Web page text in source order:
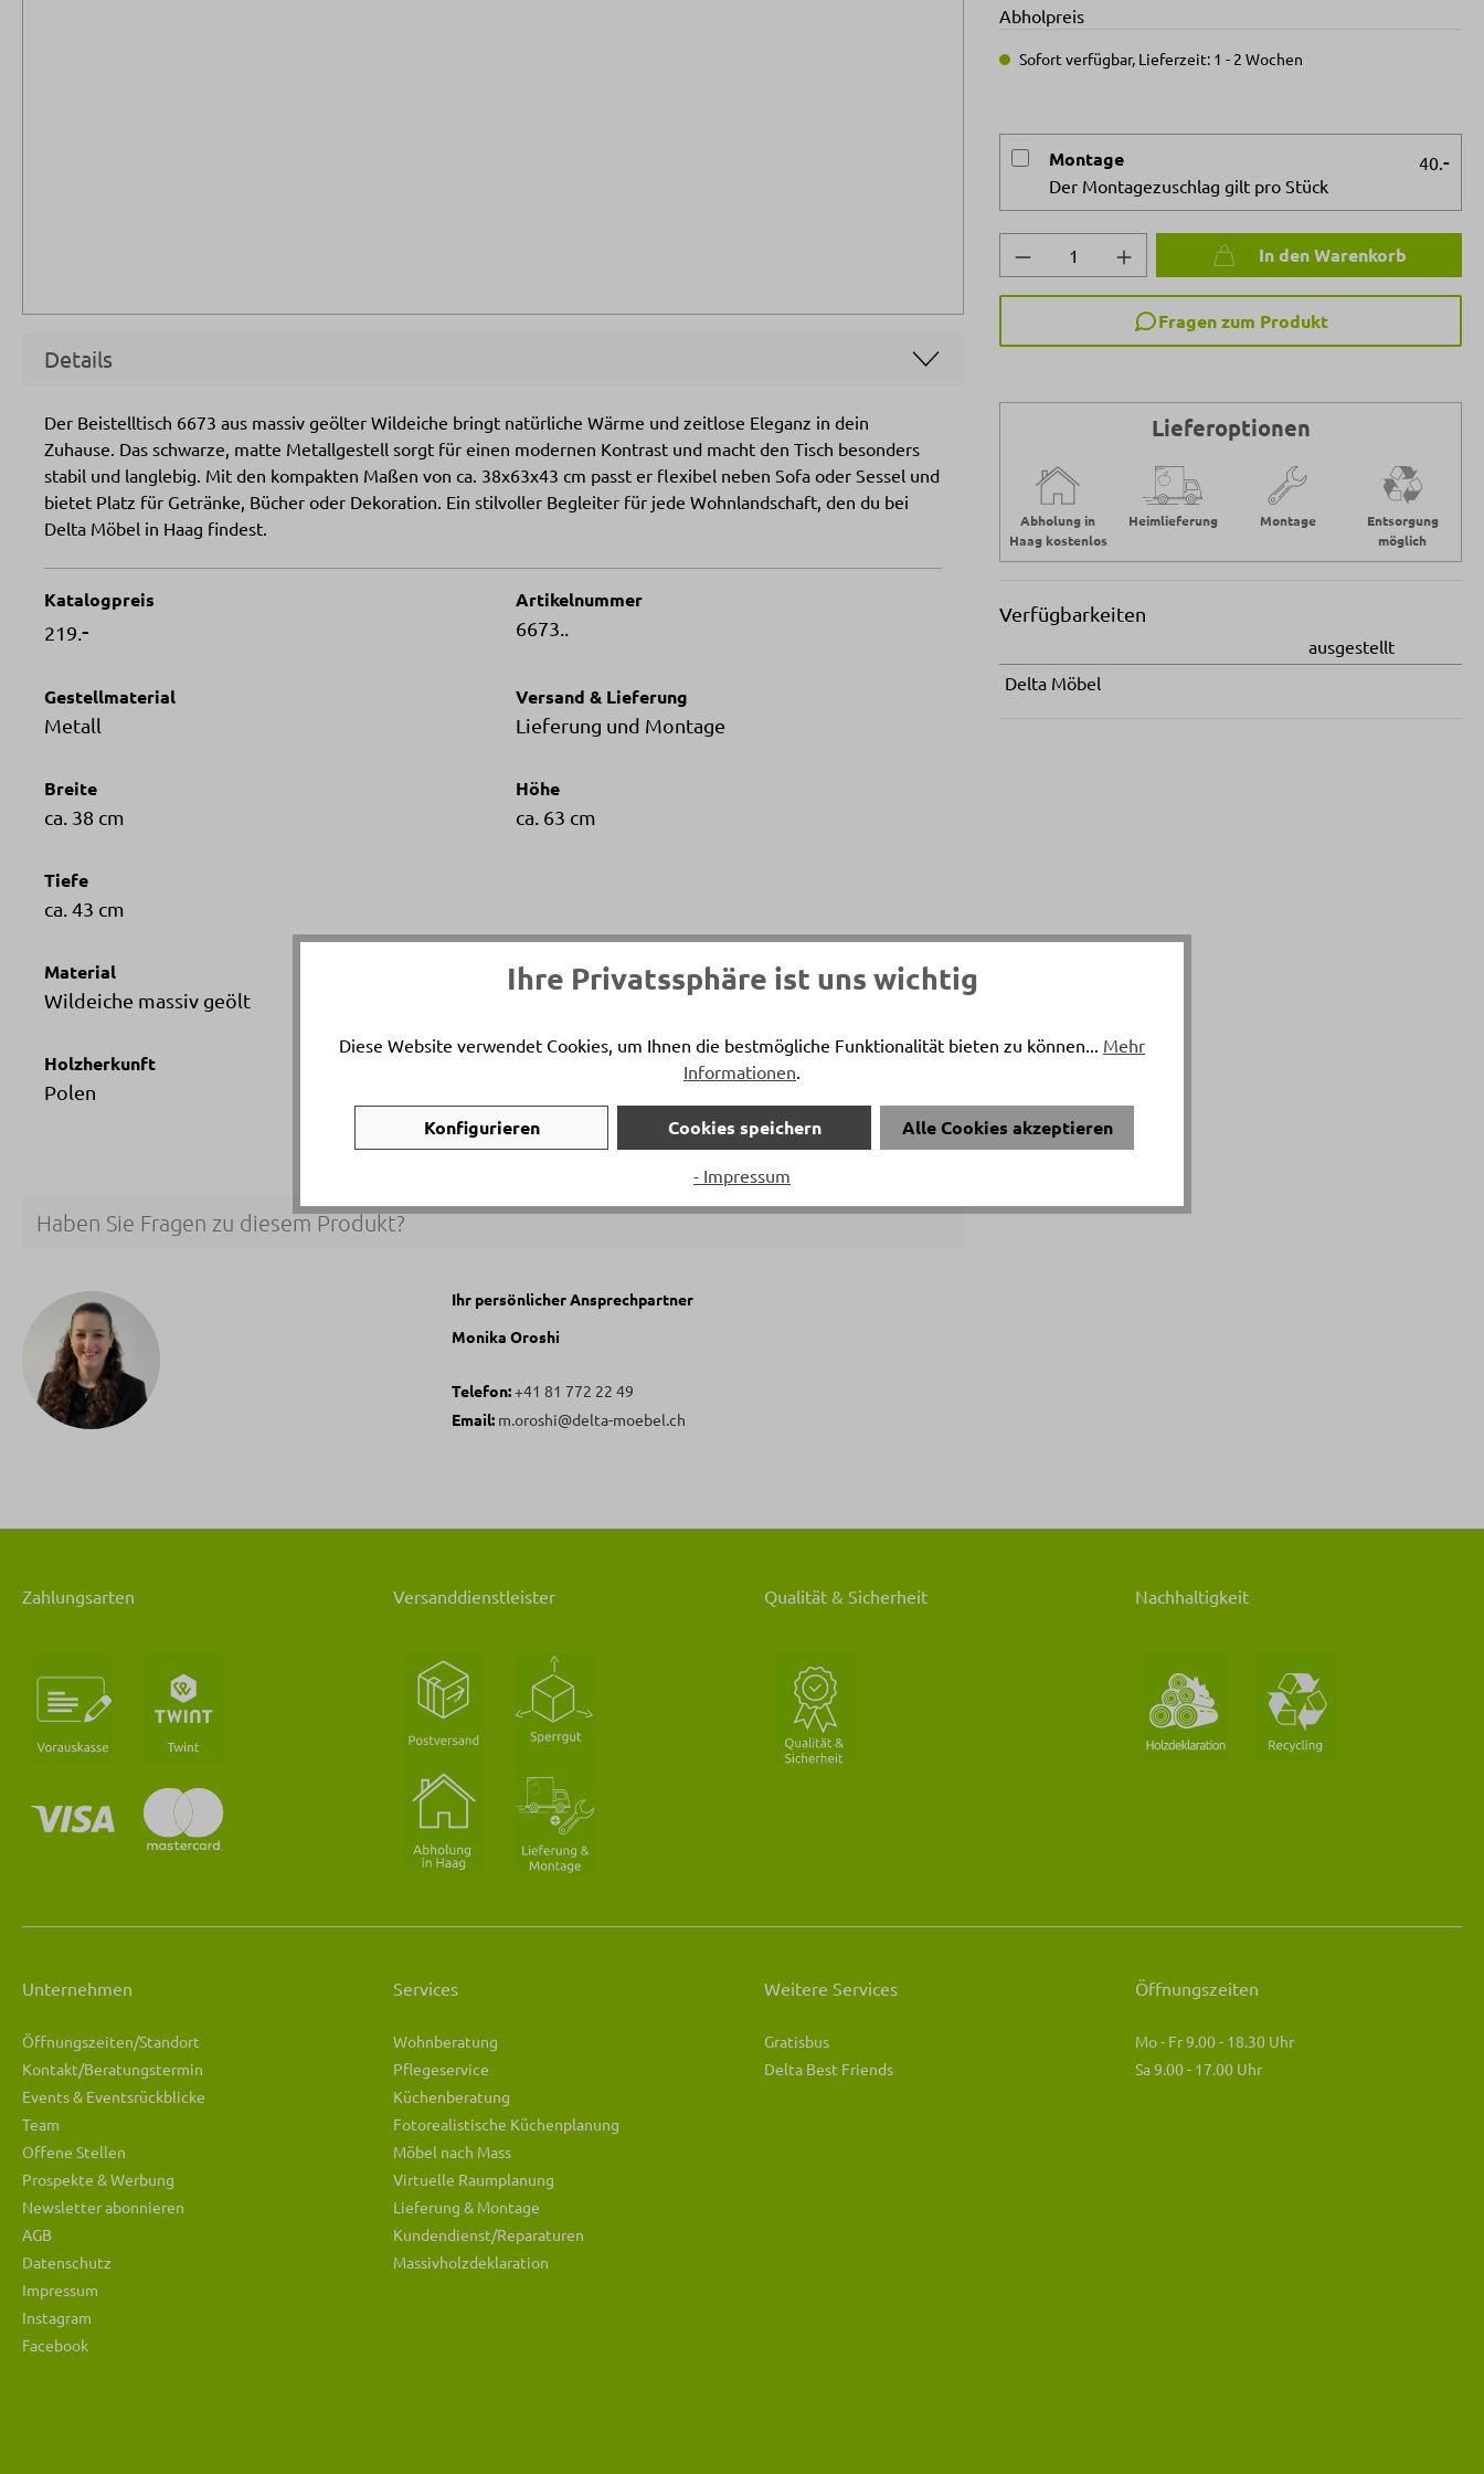
Abholpreis
Sofort verfügbar, Lieferzeit: 1 - 2 Wochen
Montage
Der Montagezuschlag gilt pro Stück
40.-
Produkt Anzahl: Gib denIn den Warenkorb
Fragen zum Produkt
Lieferoptionen
Abholung in
Haag kostenlos
Heimlieferung Montage
Entsorgung
möglich
Verfügbarkeiten
ausgestellt
Delta Möbel
Details
Der Beistelltisch 6673 aus massiv geölter Wildeiche bringt natürliche Wärme und zeitlose Eleganz in dein
Zuhause. Das schwarze, matte Metallgestell sorgt für einen modernen Kontrast und macht den Tisch besonders
stabil und langlebig. Mit den kompakten Maßen von ca. 38x63x43 cm passt er flexibel neben Sofa oder Sessel und
bietet Platz für Getränke, Bücher oder Dekoration. Ein stilvoller Begleiter für jede Wohnlandschaft, den du bei
Delta Möbel in Haag findest.
Katalogpreis
219.-
Artikelnummer
6673..
Gestellmaterial
Metall
Versand & Lieferung
Lieferung und Montage
Breite
ca. 38 cm
Höhe
ca. 63 cm
Tiefe
ca. 43 cm
Material
Wildeiche massiv geölt
Gestellfarbe
Holzherkunft
Polen
Holzdatenbank
Haben Sie Fragen zu diesem Produkt?
Ihr persönlicher Ansprechpartner
Monika Oroshi
Telefon:+41 81 772 22 49
Email: m.oroshi@delta-moebel.ch
Zahlungsarten Versanddienstleister Qualität & Sicherheit Nachhaltigkeit
Unternehmen
Öffnungszeiten/Standort
Kontakt/Beratungstermin
Events & Eventsrückblicke
Team
Offene Stellen
Prospekte & Werbung
Newsletter abonnieren
AGB
Datenschutz
Impressum
Instagram
Facebook
Services
Wohnberatung
Pflegeservice
Küchenberatung
Fotorealistische Küchenplanung
Möbel nach Mass
Virtuelle Raumplanung
Lieferung & Montage
Kundendienst/Reparaturen
Massivholzdeklaration
Weitere Services
Gratisbus
Delta Best Friends
Öffnungszeiten
Mo - Fr 9.00 - 18.30 Uhr
Sa 9.00 - 17.00 Uhr
Ihre Privatssphäre ist uns wichtig
Diese Website verwendet Cookies, um Ihnen die bestmögliche Funktionalität bieten zu können... Mehr
Informationen
Konfigurieren Cookies speichern Alle Cookies akzeptieren
- Impressum